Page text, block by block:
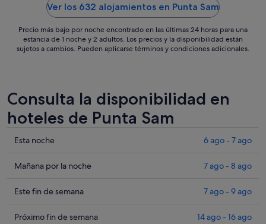
Ver los 632 alojamientos en Punta Sam
Precio más bajo por noche encontrado en las últimas 24 horas para una
estancia de 1 noche y 2 adultos. Los precios y la disponibilidad están
sujetos a cambios. Pueden aplicarse términos y condiciones adicionales.
Consulta la disponibilidad en
hoteles de Punta Sam
Comprueba
precios
Punta
para
Esta noche 6 ago - 7 ago
Comprueba
precios
Punta
Mañana por la noche 7 ago - 8 ago
Comprueba
precios
Este fin de semana 7 ago - 9 ago
Comprueba
Próximo fin de semana 14 ago - 16 ago